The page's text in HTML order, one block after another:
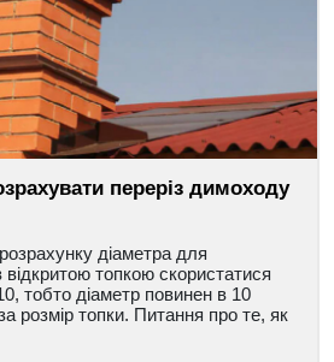
переріз димоходу
діаметра для
топкою скористатися
тобто діаметр повинен в 10
розмір топки. Питання про те, як